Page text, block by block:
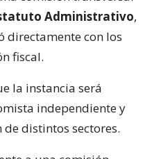
Administrativo,
directamente con los
fiscal.
la instancia será
independiente y
distintos sectores.